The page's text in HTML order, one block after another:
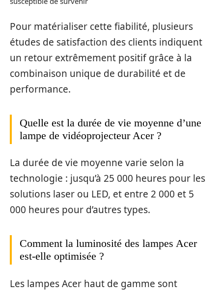
Pour matérialiser cette fiabilité, plusieurs
études de satisfaction des clients indiquent
un retour extrêmement positif grâce à la
combinaison unique de durabilité et de
performance.
Quelle est la durée de vie moyenne d’une
lampe de vidéoprojecteur Acer ?
La durée de vie moyenne varie selon la
technologie : jusqu’à 25 000 heures pour les
solutions laser ou LED, et entre 2 000 et 5
000 heures pour d’autres types.
Comment la luminosité des lampes Acer
est-elle optimisée ?
Les lampes Acer haut de gamme sont